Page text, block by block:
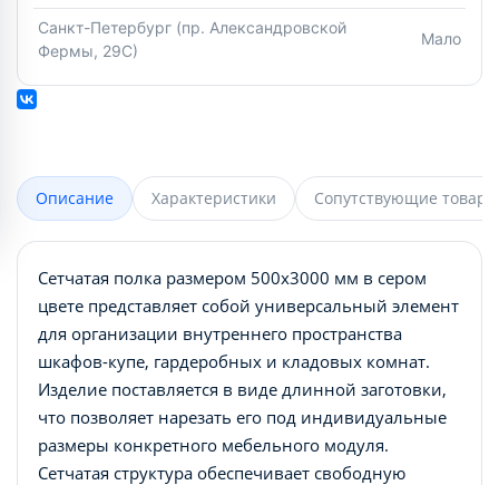
Санкт-Петербург (пр. Александровской
Фермы, 29С)
Мало
Описание Характеристики Сопутствующие товары
Сетчатая полка размером 500х3000 мм в сером
цвете представляет собой универсальный элемент
для организации внутреннего пространства
шкафов-купе, гардеробных и кладовых комнат.
Изделие поставляется в виде длинной заготовки,
что позволяет нарезать его под индивидуальные
размеры конкретного мебельного модуля.
Сетчатая структура обеспечивает свободную